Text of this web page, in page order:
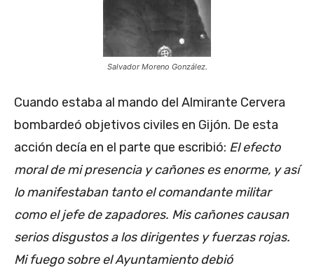
Salvador Moreno González.
Cuando estaba al mando del Almirante Cervera
bombardeó objetivos civiles en Gijón. De esta
acción decía en el parte que escribió: El efecto
moral de mi presencia y cañones es enorme, y así
lo manifestaban tanto el comandante militar
como el jefe de zapadores. Mis cañones causan
serios disgustos a los dirigentes y fuerzas rojas.
Mi fuego sobre el Ayuntamiento debió